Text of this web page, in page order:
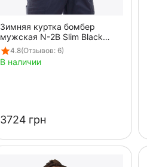
Зимняя куртка бомбер
мужская N-2B Slim Black
черная
4.8(Отзывов: 6)
В наличии
‍3724‍ грн